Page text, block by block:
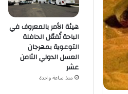
هيئة الأمر بالمعروف في
الباحة تُفعّل الحافلة
التوعوية بمهرجان
العسل الدولي الثامن
عشر
منذ ساعة واحدة